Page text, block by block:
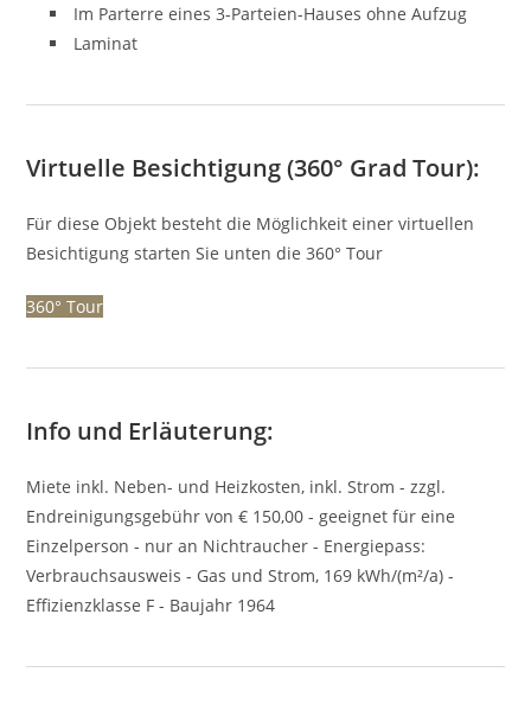
Im Parterre eines 3-Parteien-Hauses ohne Aufzug
Laminat
Virtuelle Besichtigung (360° Grad Tour):
Für diese Objekt besteht die Möglichkeit einer virtuellen
Besichtigung starten Sie unten die 360° Tour
360° Tour
Info und Erläuterung:
Miete inkl. Neben- und Heizkosten, inkl. Strom - zzgl.
Endreinigungsgebühr von € 150,00 - geeignet für eine
Einzelperson - nur an Nichtraucher - Energiepass:
Verbrauchsausweis - Gas und Strom, 169 kWh/(m²/a) -
Effizienzklasse F - Baujahr 1964